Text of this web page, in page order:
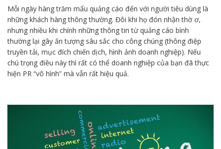
Mỗi ngày hàng trăm mẩu quảng cáo đến với người tiêu dùng là
những khách hàng thông thường. Đôi khi họ đón nhận thờ ơ,
nhưng nhiều khi chính những thông tin từ quảng cáo bình
thường lại gây ấn tượng sâu sắc cho công chúng (thông điệp
truyền tải, mục đích chiến dịch, hình ảnh doanh nghiệp). Nếu
chú trọng điều này thì rất có thể doanh nghiệp của bạn đã thực
hiện PR “vô hình” mà vẫn rất hiệu quả.